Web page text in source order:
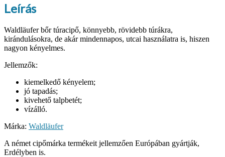
Leírás
Waldläufer bőr túracipő, könnyebb, rövidebb túrákra,
kirándulásokra, de akár mindennapos, utcai használatra is, hiszen
nagyon kényelmes.
Jellemzők:
kiemelkedő kényelem;
jó tapadás;
kivehető talpbetét;
vízálló.
Márka: Waldläufer
A német cipőmárka termékeit jellemzően Európában gyártják,
Erdélyben is.